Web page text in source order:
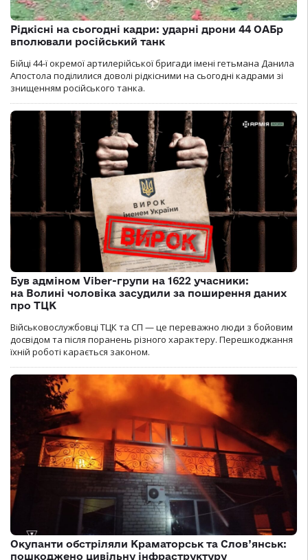
Рідкісні на сьогодні кадри: ударні дрони 44 ОАБр
вполювали російський танк
Бійці 44-ї окремої артилерійської бригади імені гетьмана Данила
Апостола поділилися доволі рідкісними на сьогодні кадрами зі
знищенням російського танка.
Був адміном Viber-групи на 1622 учасники:
на Волині чоловіка засудили за поширення даних
про ТЦК
Військовослужбовці ТЦК та СП — це переважно люди з бойовим
досвідом та після поранень різного характеру. Перешкоджання
їхній роботі карається законом.
Окупанти обстріляли Краматорськ та Слов’янськ:
пошкоджено цивільну інфраструктуру